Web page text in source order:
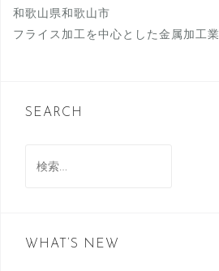
和歌山県和歌山市
フライス加工を中心とした金属加工業
SEARCH
索:
WHAT’S NEW